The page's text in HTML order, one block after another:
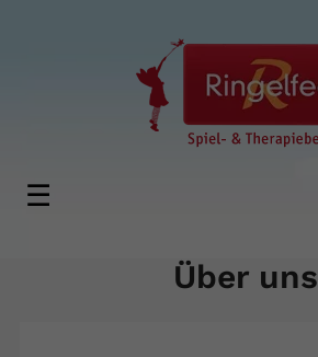
Navegación
☰
Über uns